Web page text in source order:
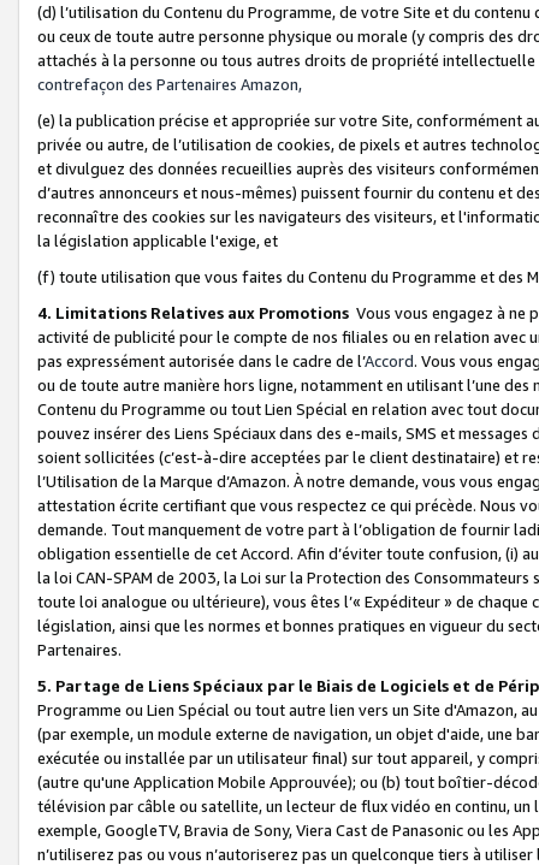
(d) l’utilisation du Contenu du Programme, de votre Site et du
ou ceux de toute autre personne physique ou morale (y compris des
attachés à la personne ou tous autres droits de propriété
contrefaçon des Partenaires Amazon,
(e) la publication précise et appropriée sur votre Site, conformément
privée ou autre, de l’utilisation de cookies, de pixels et autres
et divulguez des données recueillies auprès des visiteurs
d’autres annonceurs et nous-mêmes) puissent fournir du contenu et
reconnaître des cookies sur les navigateurs des visiteurs, et
la législation applicable l'exige, et
(f) toute utilisation que vous faites du Contenu du Programme et des
4. Limitations Relatives aux Promotions Vous vous engagez à ne
activité de publicité pour le compte de nos filiales ou en relation avec
pas expressément autorisée dans le cadre de l’Accord. Vous vous
ou de toute autre manière hors ligne, notamment en utilisant l’une
Contenu du Programme ou tout Lien Spécial en relation avec tout
pouvez insérer des Liens Spéciaux dans des e-mails, SMS et
soient sollicitées (c’est-à-dire acceptées par le client destinataire) et
l’Utilisation de la Marque d’Amazon. À notre demande, vous vous
attestation écrite certifiant que vous respectez ce qui précède. Nous
demande. Tout manquement de votre part à l’obligation de fournir
obligation essentielle de cet Accord. Afin d’éviter toute confusion, (i)
la loi CAN-SPAM de 2003, la Loi sur la Protection des
toute loi analogue ou ultérieure), vous êtes l’« Expéditeur » de
législation, ainsi que les normes et bonnes pratiques en vigueur du
Partenaires.
5. Partage de Liens Spéciaux par le Biais de Logiciels et de
Programme ou Lien Spécial ou tout autre lien vers un Site d'Amazon,
(par exemple, un module externe de navigation, un objet d'aide, une
exécutée ou installée par un utilisateur final) sur tout appareil, y
(autre qu'une Application Mobile Approuvée); ou (b) tout boîtier-
télévision par câble ou satellite, un lecteur de flux vidéo en continu,
exemple, GoogleTV, Bravia de Sony, Viera Cast de Panasonic ou les
n’utiliserez pas ou vous n’autoriserez pas un quelconque tiers à